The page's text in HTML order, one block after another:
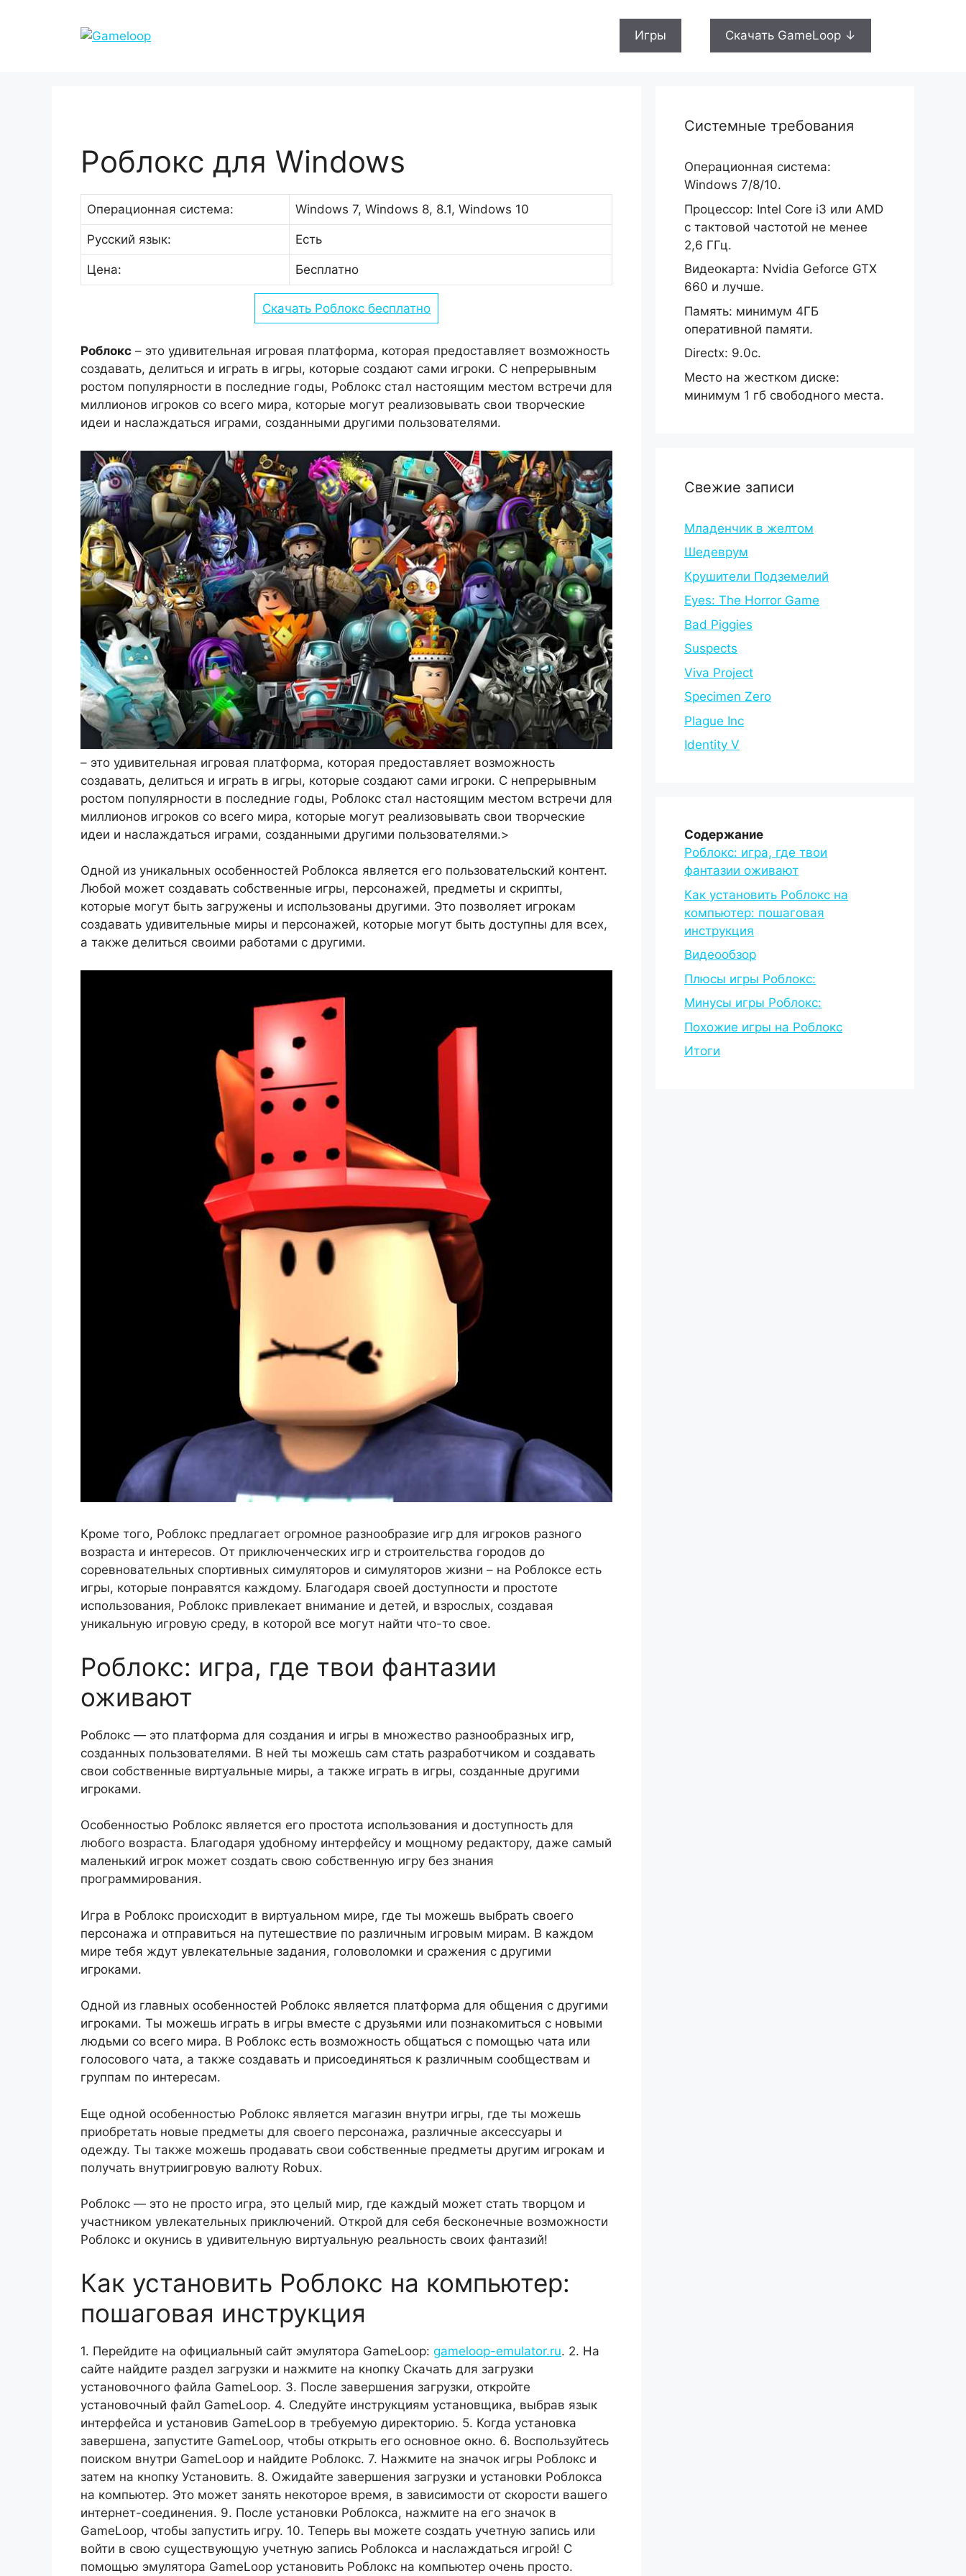
Игры Скачать GameLoop ↓
Роблокс для Windows
Операционная система: Windows 7, Windows 8, 8.1, Windows 10
Русский язык: Есть
Цена: Бесплатно
Скачать Роблокс бесплатно
Роблокс – это удивительная игровая платформа, которая предоставляет возможность
создавать, делиться и играть в игры, которые создают сами игроки. С непрерывным
ростом популярности в последние годы, Роблокс стал настоящим местом встречи для
миллионов игроков со всего мира, которые могут реализовывать свои творческие
идеи и наслаждаться играми, созданными другими пользователями.
– это удивительная игровая платформа, которая предоставляет возможность
создавать, делиться и играть в игры, которые создают сами игроки. С непрерывным
ростом популярности в последние годы, Роблокс стал настоящим местом встречи для
миллионов игроков со всего мира, которые могут реализовывать свои творческие
идеи и наслаждаться играми, созданными другими пользователями.>
Одной из уникальных особенностей Роблокса является его пользовательский контент.
Любой может создавать собственные игры, персонажей, предметы и скрипты,
которые могут быть загружены и использованы другими. Это позволяет игрокам
создавать удивительные миры и персонажей, которые могут быть доступны для всех,
а также делиться своими работами с другими.
Кроме того, Роблокс предлагает огромное разнообразие игр для игроков разного
возраста и интересов. От приключенческих игр и строительства городов до
соревновательных спортивных симуляторов и симуляторов жизни – на Роблоксе есть
игры, которые понравятся каждому. Благодаря своей доступности и простоте
использования, Роблокс привлекает внимание и детей, и взрослых, создавая
уникальную игровую среду, в которой все могут найти что-то свое.
Роблокс: игра, где твои фантазии
оживают
Роблокс — это платформа для создания и игры в множество разнообразных игр,
созданных пользователями. В ней ты можешь сам стать разработчиком и создавать
свои собственные виртуальные миры, а также играть в игры, созданные другими
игроками.
Особенностью Роблокс является его простота использования и доступность для
любого возраста. Благодаря удобному интерфейсу и мощному редактору, даже самый
маленький игрок может создать свою собственную игру без знания
программирования.
Игра в Роблокс происходит в виртуальном мире, где ты можешь выбрать своего
персонажа и отправиться на путешествие по различным игровым мирам. В каждом
мире тебя ждут увлекательные задания, головоломки и сражения с другими
игроками.
Одной из главных особенностей Роблокс является платформа для общения с другими
игроками. Ты можешь играть в игры вместе с друзьями или познакомиться с новыми
людьми со всего мира. В Роблокс есть возможность общаться с помощью чата или
голосового чата, а также создавать и присоединяться к различным сообществам и
группам по интересам.
Еще одной особенностью Роблокс является магазин внутри игры, где ты можешь
приобретать новые предметы для своего персонажа, различные аксессуары и
одежду. Ты также можешь продавать свои собственные предметы другим игрокам и
получать внутриигровую валюту Robux.
Роблокс — это не просто игра, это целый мир, где каждый может стать творцом и
участником увлекательных приключений. Открой для себя бесконечные возможности
Роблокс и окунись в удивительную виртуальную реальность своих фантазий!
Как установить Роблокс на компьютер:
пошаговая инструкция
1. Перейдите на официальный сайт эмулятора GameLoop: gameloop-emulator.ru. 2. На
сайте найдите раздел загрузки и нажмите на кнопку Скачать для загрузки
установочного файла GameLoop. 3. После завершения загрузки, откройте
установочный файл GameLoop. 4. Следуйте инструкциям установщика, выбрав язык
интерфейса и установив GameLoop в требуемую директорию. 5. Когда установка
завершена, запустите GameLoop, чтобы открыть его основное окно. 6. Воспользуйтесь
поиском внутри GameLoop и найдите Роблокс. 7. Нажмите на значок игры Роблокс и
затем на кнопку Установить. 8. Ожидайте завершения загрузки и установки Роблокса
на компьютер. Это может занять некоторое время, в зависимости от скорости вашего
интернет-соединения. 9. После установки Роблокса, нажмите на его значок в
GameLoop, чтобы запустить игру. 10. Теперь вы можете создать учетную запись или
войти в свою существующую учетную запись Роблокса и наслаждаться игрой! С
помощью эмулятора GameLoop установить Роблокс на компьютер очень просто.
Системные требования
Операционная система:
Windows 7/8/10.
Процессор: Intel Core i3 или AMD
с тактовой частотой не менее
2,6 ГГц.
Видеокарта: Nvidia Geforce GTX
660 и лучше.
Память: минимум 4ГБ
оперативной памяти.
Directx: 9.0c.
Место на жестком диске:
минимум 1 гб свободного места.
Свежие записи
Младенчик в желтом
Шедеврум
Крушители Подземелий
Eyes: The Horror Game
Bad Piggies
Suspects
Viva Project
Specimen Zero
Plague Inc
Identity V
Содержание
Роблокс: игра, где твои
фантазии оживают
Как установить Роблокс на
компьютер: пошаговая
инструкция
Видеообзор
Плюсы игры Роблокс:
Минусы игры Роблокс:
Похожие игры на Роблокс
Итоги